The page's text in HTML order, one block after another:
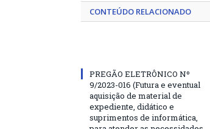
CONTEÚDO RELACIONADO
PREGÃO ELETRÔNICO Nº
9/2023-016 (Futura e eventual
aquisição de material de
expediente, didático e
suprimentos de informática,